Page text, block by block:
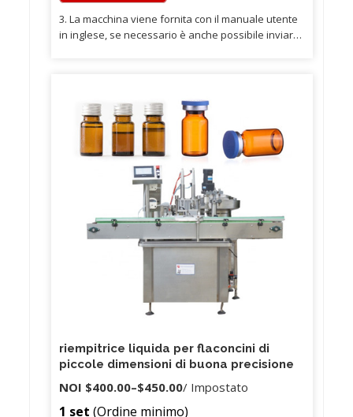
3. La macchina viene fornita con il manuale utente
in inglese, se necessario è anche possibile inviare
imballaggio per soddisfare le vostre esigenze.
Abbiamo team di ingegneri professionisti in grado
di progettare i singoli prodotti e fornire le migliori
soluzioni di imballaggio per soddisfare le esigenze
dei clienti.
riempitrice liquida per flaconcini di
piccole dimensioni di buona precisione
NOI $400.00–$450.00/ Impostato
1 set (Ordine minimo)